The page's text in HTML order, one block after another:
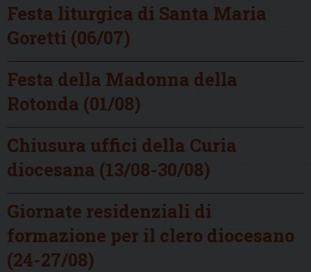
Festa liturgica di Santa Maria
Goretti (06/07)
Festa della Madonna della
Rotonda (01/08)
Chiusura uffici della Curia
diocesana (13/08-30/08)
Giornate residenziali di
formazione per il clero diocesano
(24-27/08)